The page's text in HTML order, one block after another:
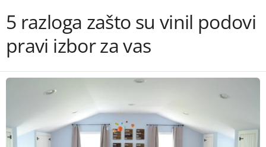
5 razloga zašto su vinil podovi
pravi izbor za vas